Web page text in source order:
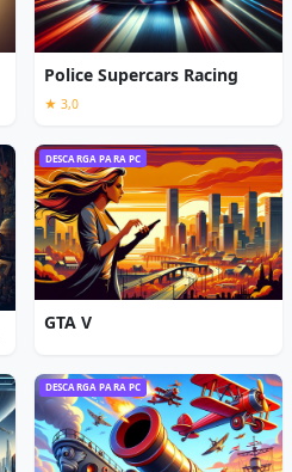
Police Supercars Racing
★ 3,0
DESCARGA PARA PC
GTA V
DESCARGA PARA PC